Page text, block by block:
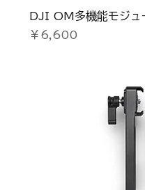
DJI OM多機能モジュ
価格
￥6,600